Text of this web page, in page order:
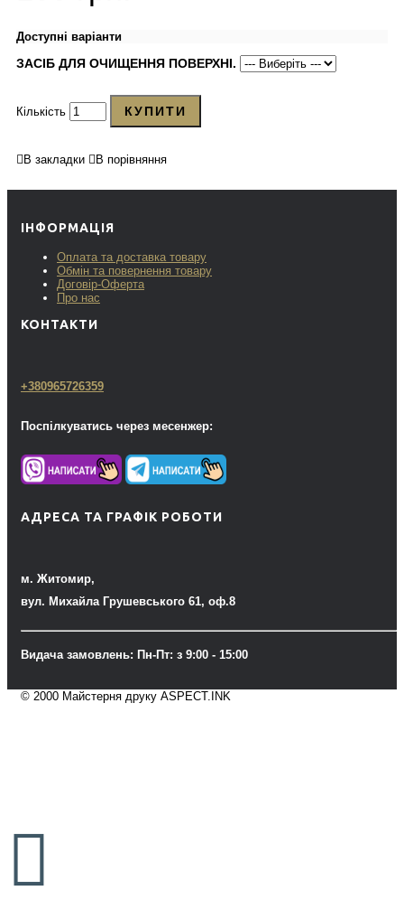
Доступні варіанти
ЗАСІБ ДЛЯ ОЧИЩЕННЯ ПОВЕРХНІ.
Кількість КУПИТИ
В закладки В порівняння
ІНФОРМАЦІЯ
Оплата та доставка товару
Обмін та повернення товару
Договір-Оферта
Про нас
КОНТАКТИ
+380965726359
Поспілкуватись через месенжер:
АДРЕСА ТА ГРАФІК РОБОТИ
м. Житомир,
вул. Михайла Грушевського 61, оф.8
Видача замовлень: Пн-Пт: з 9:00 - 15:00
© 2000 Майстерня друку ASPECT.INK